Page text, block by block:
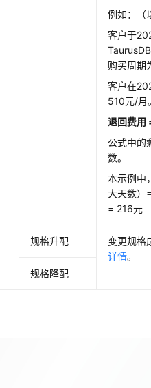
例如：（
客户于
购买周期
客户在
510元/月。
退回费用
公式中的
数。
本示例中
大天数）
= 216元
规格升配 变更规格
详情。
规格降配